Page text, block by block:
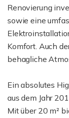
Renovierung
sowie eine
Komfort. Auch
behagliche
Ein absolutes
aus dem Jahr
Mit über 20 m²